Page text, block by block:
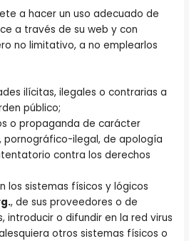
a hacer un uso adecuado de
a través de su web y con
no limitativo, a no emplearlos
ilícitas, ilegales o contrarias a
público;
o propaganda de carácter
pornográfico-ilegal, de apología
contra los derechos
los sistemas físicos y lógicos
, de sus proveedores o de
introducir o difundir en la red virus
otros sistemas físicos o